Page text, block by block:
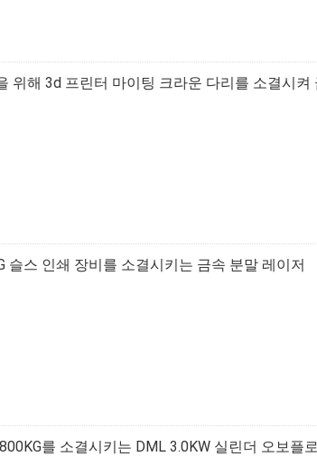
위해 3d 프린터 마이팅 크라운 다리를 소결시켜
슬스 인쇄 장비를 소결시키는 금속 분말 레이저
를 소결시키는 DML 3.0KW 실린더 오보플